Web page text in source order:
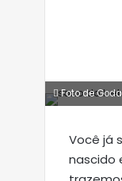
Foto de
Você já
nascido